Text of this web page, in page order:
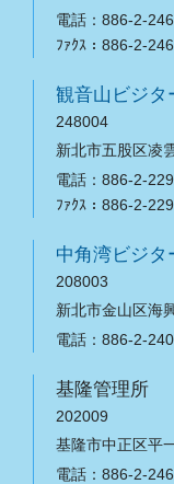
電話：886-2-
ﾌｧｸｽ：886-2-
観音山ビジタ
248004
新北市五股区凌
電話：886-2-
ﾌｧｸｽ：886-2-
中角湾ビジタ
208003
新北市金山区海
電話：886-2-
基隆管理所
202009
基隆市中正区平
電話：886-2-